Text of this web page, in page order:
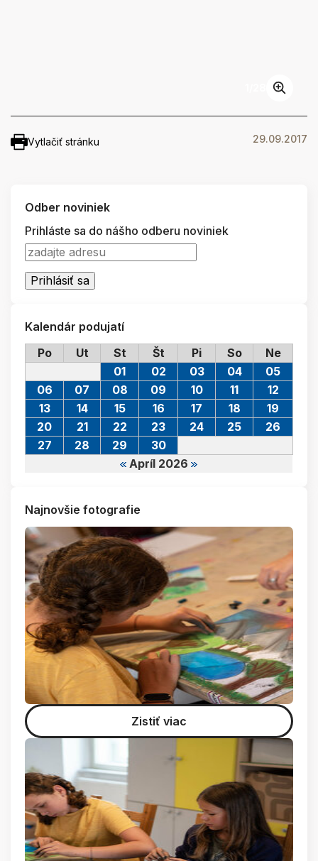
Vytlačiť stránku 29.09.2017
Odber noviniek
Prihláste sa do nášho odberu noviniek
Kalendár podujatí
Po
Ut St Št Pi So Ne
Apríl 2026
01 02 03 04
05
06
07 08 09 10 11
12
13
14 15 16 17 18
19
20
21 22 23 24 25
26
27
28 29 30
Najnovšie fotografie
Zistiť viac